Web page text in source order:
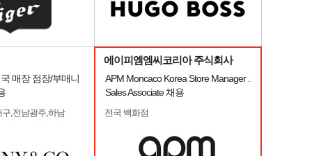
매장 점장/부매니
,전남광주,하남
에이피엠엠씨코리아 주식회사
APM Moncaco Korea Store Manager .
Sales Associate 채용
전국 백화점